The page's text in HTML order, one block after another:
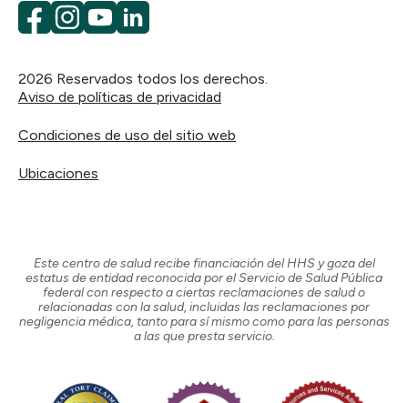
FacebookInstagram
YouTubeLinkedIn
2026 Reservados todos los derechos.
Aviso de políticas de privacidad
Condiciones de uso del sitio web
Ubicaciones
Este centro de salud recibe financiación del HHS y goza del
estatus de entidad reconocida por el Servicio de Salud Pública
federal con respecto a ciertas reclamaciones de salud o
relacionadas con la salud, incluidas las reclamaciones por
negligencia médica, tanto para sí mismo como para las personas
a las que presta servicio.